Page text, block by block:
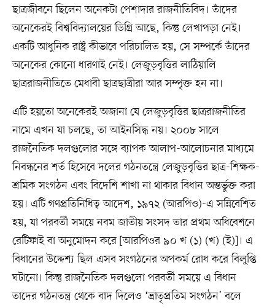
ছাত্রজীবনে ছিলেন অনেকটা পেশাদার রাজনীতিবিদ। তাঁদের
অনেকেরই বিশ্ববিদ্যালয়ের ডিগ্রি আছে, কিন্তু লেখাপড়া নেই।
একটি আধুনিক রাষ্ট্র কীভাবে পরিচালিত হয়, সে সম্পর্কে তাঁদের
অনেকের কোনো ধারণাই নেই। লেজুড়বৃত্তির লাঠিয়ালি
ছাত্ররাজনীতিতে মেধাবী ছাত্রছাত্রীরা আর সম্পৃক্ত হন না।
এটি হয়তো অনেকেরই অজানা যে লেজুড়বৃত্তির ছাত্ররাজনীতির
নামে এখন যা চলছে, তা আইনসিদ্ধ নয়। ২০০৮ সালে
রাজনৈতিক দলগুলোর সঙ্গে ব্যাপক আলাপ-আলোচনার মাধ্যমে
নিবন্ধনের শর্ত হিসেবে দলের গঠনতন্ত্রে লেজুড়বৃত্তির ছাত্র-শিক্ষক-
শ্রমিক সংগঠন এবং বিদেশি শাখা না থাকার বিধান অন্তর্ভুক্ত করা
হয়। এটি গণপ্রতিনিধিত্ব আদেশ, ১৯৭২ (আরপিও)-এ সন্নিবেশিত
হয়, যা পরবর্তী সময়ে নবম জাতীয় সংসদ তার প্রথম অধিবেশনে
রেটিফাই বা অনুমোদন করে [আরপিওর ৯০ খ (১) (খ) (ই)]। এ
বিধানের উদ্দেশ্য ছিল এসব সংগঠনের অপকর্ম রোধ করে বিলুপ্তি
ঘটানো। কিন্তু রাজনৈতিক দলগুলো পরবর্তী সময়ে এ বিধান
তাদের গঠনতন্ত্র থেকে বাদ দিলেও ‘ভ্রাতৃপ্রতিম সংগঠন’ বলে